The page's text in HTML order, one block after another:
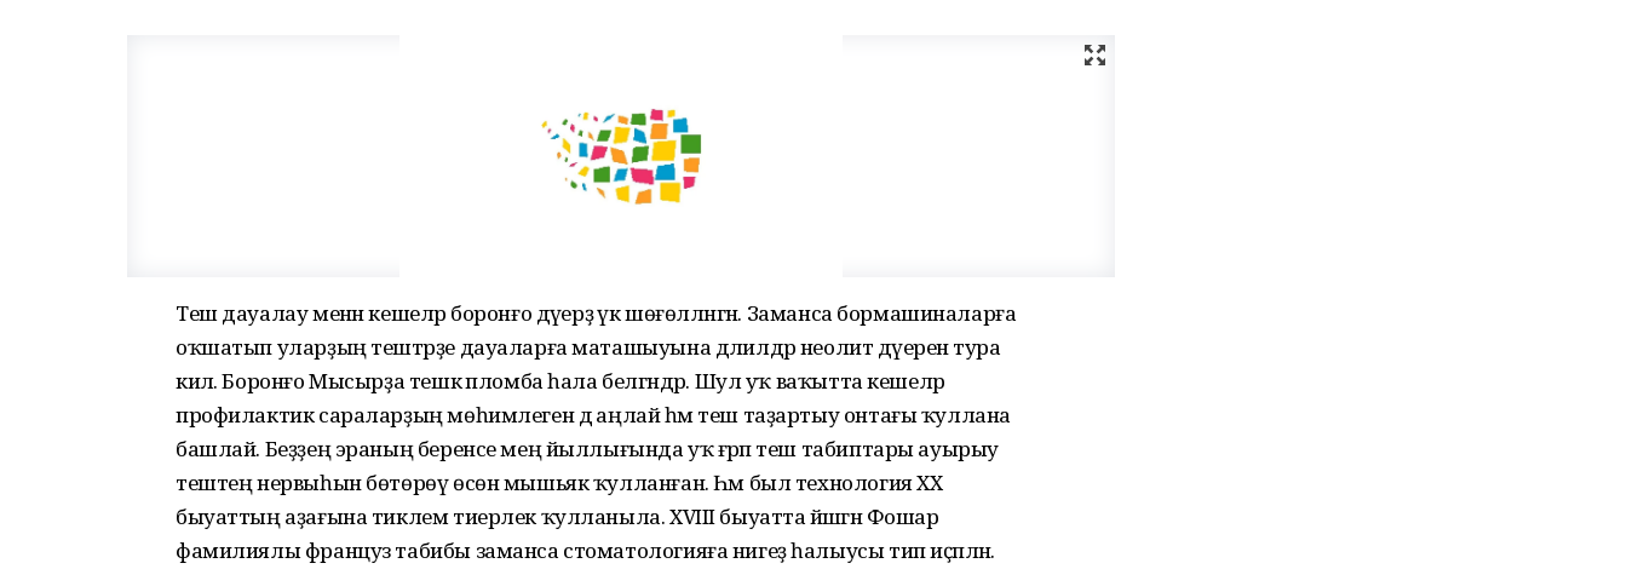
Теш дауалау менән кешеләр боронғо дәүерҙә үк шөғөлләнгән. Заманса бормашиналарға
оҡшатып уларҙың тештәрҙе дауаларға маташыуына дәлилдәр неолит дәүеренә тура
килә. Боронғо Мысырҙа тешкә пломба һала белгәндәр. Шул уҡ ваҡытта кешеләр
профилактик сараларҙың мөһимлеген дә аңлай һәм теш таҙартыу онтағы ҡуллана
башлай. Беҙҙең эраның беренсе мең йыллығында уҡ ғәрәп теш табиптары ауырыу
тештең нервыһын бөтөрөү өсөн мышьяк ҡулланған. Һәм был технология XX
быуаттың аҙағына тиклем тиерлек ҡулланыла. XVIII быуатта йәшәгән Фошар
фамилиялы француз табибы заманса стоматологияға нигеҙ һалыусы тип иҫәпләнә.